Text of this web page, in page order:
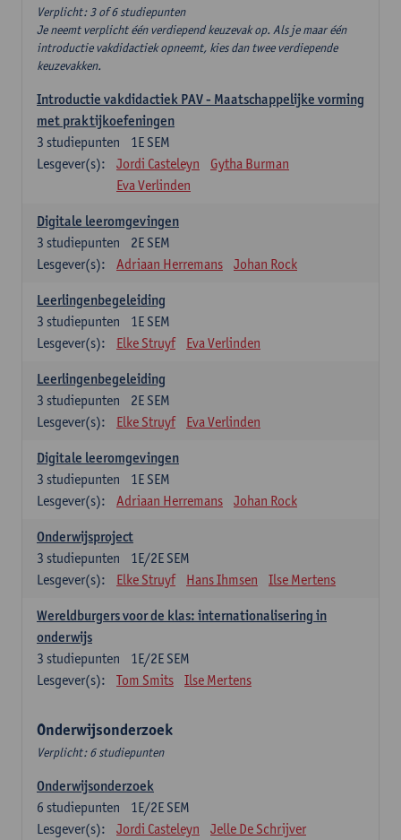
Verplicht: 3 of 6 studiepunten
Je neemt verplicht één verdiepend keuzevak op. Als je maar één
introductie vakdidactiek opneemt, kies dan twee verdiepende
keuzevakken.
Introductie vakdidactiek PAV - Maatschappelijke vorming
met praktijkoefeningen
1E SEM
3 studiepunten
Lesgever(s):
Jordi Casteleyn
Gytha Burman
Eva Verlinden
Digitale leeromgevingen
2E SEM
3 studiepunten
Lesgever(s):
Adriaan Herremans Johan Rock
Leerlingenbegeleiding
1E SEM
3 studiepunten
Lesgever(s):
Elke Struyf Eva Verlinden
Leerlingenbegeleiding
2E SEM
3 studiepunten
Lesgever(s):
Elke Struyf Eva Verlinden
Digitale leeromgevingen
1E SEM
3 studiepunten
Lesgever(s):
Adriaan Herremans Johan Rock
Onderwijsproject
1E/2E SEM
3 studiepunten
Lesgever(s):
Elke Struyf Hans Ihmsen Ilse Mertens
Wereldburgers voor de klas: internationalisering in
onderwijs
1E/2E SEM
3 studiepunten
Lesgever(s):
Tom Smits Ilse Mertens
Onderwijsonderzoek
Verplicht: 6 studiepunten
Onderwijsonderzoek
1E/2E SEM
6 studiepunten
Lesgever(s):
Jordi Casteleyn Jelle De Schrijver